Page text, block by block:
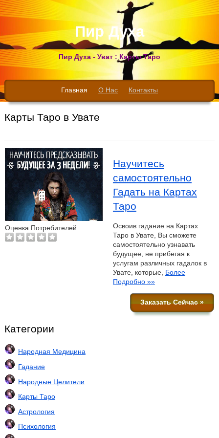
Пир Духа
Пир Духа - Уват : Карты Таро
Главная О Нас Контакты
Карты Таро в Увате
Оценка Потребителей
Научитесь
самостоятельно
Гадать на Картах
Таро
Освоив гадание на Картах
Таро в Увате, Вы сможете
самостоятельно узнавать
будущее, не прибегая к
услугам различных гадалок в
Увате, которые, Более
Подробно »»
Заказать Сейчас »
Категории
Народная Медицина
Гадание
Народные Целители
Карты Таро
Астрология
Психология